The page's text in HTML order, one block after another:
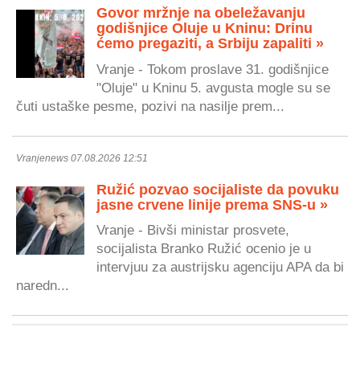
Govor mržnje na obeležavanju
godišnjice Oluje u Kninu: Drinu
ćemo pregaziti, a Srbiju zapaliti »
Vranje - Tokom proslave 31. godišnjice
"Oluje" u Kninu 5. avgusta mogle su se
čuti ustaške pesme, pozivi na nasilje prem...
Vranjenews 07.08.2026 12:51
Ružić pozvao socijaliste da povuku
jasne crvene linije prema SNS-u »
Vranje - Bivši ministar prosvete,
socijalista Branko Ružić ocenio je u
intervjuu za austrijsku agenciju APA da bi
naredn...